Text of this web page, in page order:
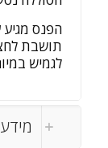
הפנס
תושבת
לגמיש